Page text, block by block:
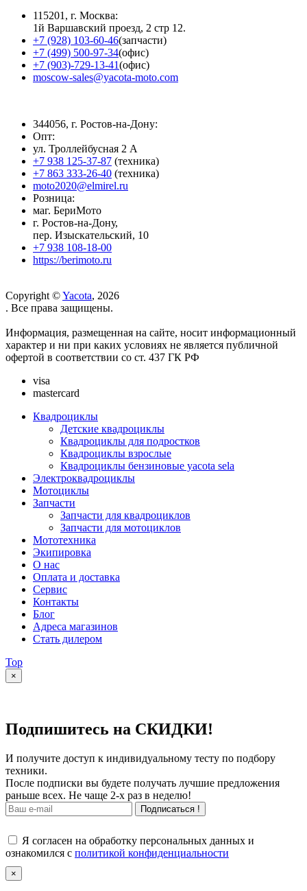
115201, г. Москва:
1й Варшавский проезд, 2 стр 12.
+7 (928) 103-60-46(запчасти)
+7 (499) 500-97-34(офис)
+7 (903)-729-13-41(офис)
moscow-sales@yacota-moto.com
344056, г. Ростов-на-Дону:
Опт:
ул. Троллейбусная 2 А
+7 938 125-37-87 (техника)
+7 863 333-26-40 (техника)
moto2020@elmirel.ru
Розница:
маг. БериМото
г. Ростов-на-Дону,
пер. Изыскательский, 10
+7 938 108-18-00
https://berimoto.ru
Copyright ©Yacota, 2026
. Все права защищены.
Информация, размещенная на сайте, носит информационный
характер и ни при каких условиях не является публичной
офертой в соответствии со ст. 437 ГК РФ
visa
mastercard
Квадроциклы
Детские квадроциклы
Квадроциклы для подростков
Квадроциклы взрослые
Квадроциклы бензиновые yacota sela
Электроквадроциклы
Мотоциклы
Запчасти
Запчасти для квадроциклов
Запчасти для мотоциклов
Мототехника
Экипировка
О нас
Оплата и доставка
Сервис
Контакты
Блог
Адреса магазинов
Стать дилером
Top
×
Подпишитесь на СКИДКИ!
И получите доступ к индивидуальному тесту по подбору
техники.
После подписки вы будете получать лучшие предложения
раньше всех. Не чаще 2-х раз в неделю!
Подписаться !
Я согласен на обработку персональных данных и
ознакомился с политикой конфиденциальности
×